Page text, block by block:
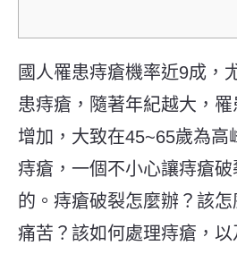
國人罹患痔瘡機率近9成，
患痔瘡，隨著年紀越大，
增加，大致在45~65歲為高
痔瘡，一個不小心讓痔瘡
的。 痔瘡破裂怎麼辦？該
痛苦？該如何處理痔瘡，以